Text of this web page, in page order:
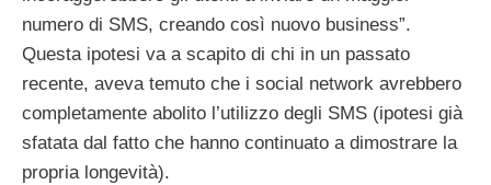
numero di SMS, creando così nuovo business”.
Questa ipotesi va a scapito di chi in un passato
recente, aveva temuto che i social network avrebbero
completamente abolito l’utilizzo degli SMS (ipotesi già
sfatata dal fatto che hanno continuato a dimostrare la
propria longevità).